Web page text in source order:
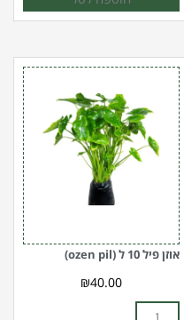
אוזן פיל 10 ל (ozen pil)
₪40.00
כמות
של
אוזן
פיל
10
ל
pil)